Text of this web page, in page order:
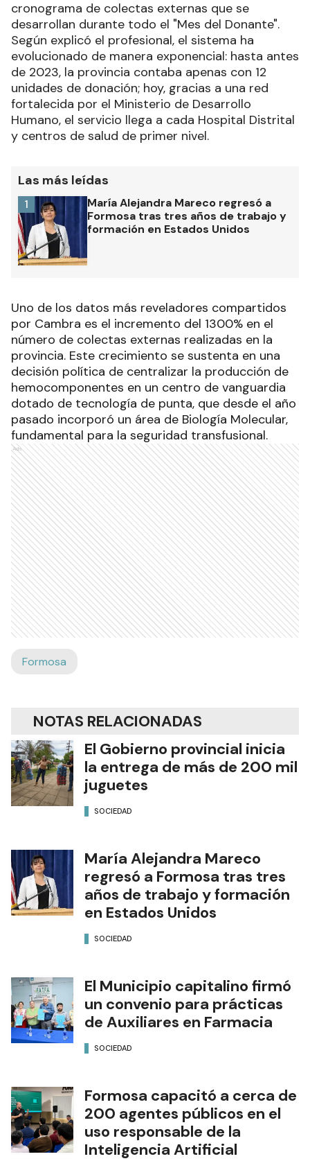
cronograma de colectas externas que se
desarrollan durante todo el "Mes del Donante".
Según explicó el profesional, el sistema ha
evolucionado de manera exponencial: hasta antes
de 2023, la provincia contaba apenas con 12
unidades de donación; hoy, gracias a una red
fortalecida por el Ministerio de Desarrollo
Humano, el servicio llega a cada Hospital Distrital
y centros de salud de primer nivel.
Las más leídas
María Alejandra Mareco regresó a
Formosa tras tres años de trabajo y
formación en Estados Unidos
1
Uno de los datos más reveladores compartidos
por Cambra es el incremento del 1300% en el
número de colectas externas realizadas en la
provincia. Este crecimiento se sustenta en una
decisión política de centralizar la producción de
hemocomponentes en un centro de vanguardia
dotado de tecnología de punta, que desde el año
pasado incorporó un área de Biología Molecular,
fundamental para la seguridad transfusional.
Ads
Formosa
NOTAS RELACIONADAS
El Gobierno provincial inicia
la entrega de más de 200 mil
juguetes
SOCIEDAD
María Alejandra Mareco
regresó a Formosa tras tres
años de trabajo y formación
en Estados Unidos
SOCIEDAD
El Municipio capitalino firmó
un convenio para prácticas
de Auxiliares en Farmacia
SOCIEDAD
Formosa capacitó a cerca de
200 agentes públicos en el
uso responsable de la
Inteligencia Artificial